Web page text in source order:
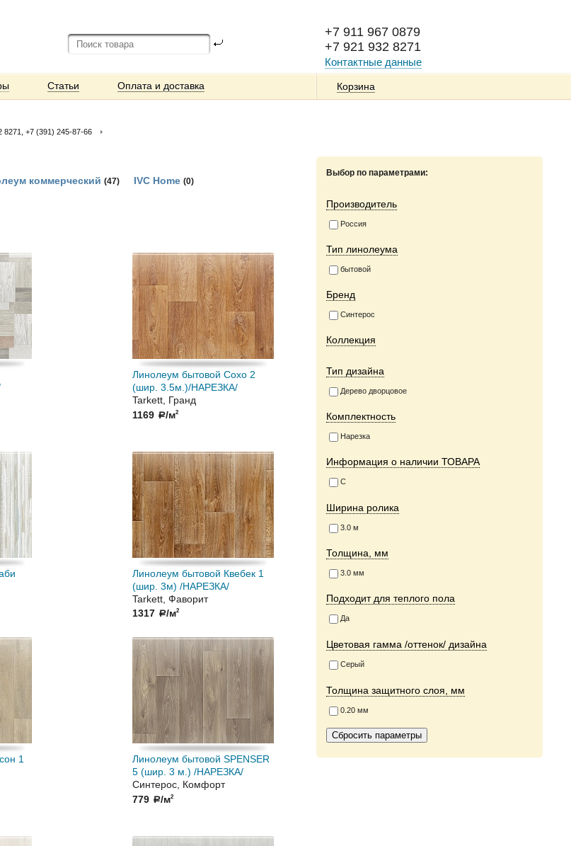
+7 911 967 0879
+7 921 932 8271
Контактные данные
Статьи Оплата и доставка Корзина
Выбор по параметрами:
Производитель
Россия
Тип линолеума
бытовой
Бренд
Синтерос
Коллекция
Тип дизайна
Дерево дворцовое
Комплектность
Нарезка
Информация о наличии ТОВАРА
C
Ширина ролика
3.0 м
Толщина, мм
3.0 мм
Подходит для теплого пола
Да
Цветовая гамма /оттенок/ дизайна
Серый
Толщина защитного слоя, мм
0.20 мм
8271, +7 (391) 245-87-66
коммерческий (47) IVC Home (0)
Линолеум бытовой Сохо 2
(шир. 3.5м.)/НАРЕЗКА/
Tarkett, Гранд
1169 a/м2
Линолеум бытовой Квебек 1
(шир. 3м) /НАРЕЗКА/
Tarkett, Фаворит
1317 a/м2
1
Линолеум бытовой SPENSER
5 (шир. 3 м.) /НАРЕЗКА/
Синтерос, Комфорт
779 a/м2